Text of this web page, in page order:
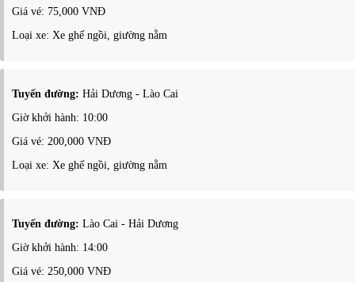
Giá vé: 75,000 VNĐ
Loại xe: Xe ghế ngồi, giường nằm
Tuyến đường: Hải Dương - Lào Cai
Giờ khởi hành: 10:00
Giá vé: 200,000 VNĐ
Loại xe: Xe ghế ngồi, giường nằm
Tuyến đường: Lào Cai - Hải Dương
Giờ khởi hành: 14:00
Giá vé: 250,000 VNĐ